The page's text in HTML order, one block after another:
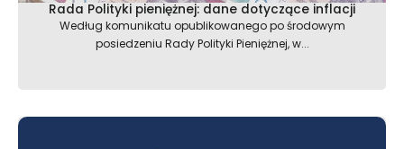
Rada Polityki pieniężnej: dane dotyczące inflacji
Według komunikatu opublikowanego po środowym
posiedzeniu Rady Polityki Pieniężnej, w...